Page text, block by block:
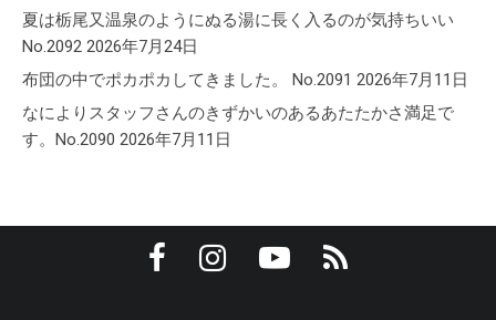
夏は栃尾又温泉のようにぬる湯に長く入るのが気持ちいい
No.2092 2026年7月24日
布団の中でポカポカしてきました。 No.2091 2026年7月11日
なによりスタッフさんのきずかいのあるあたたかさ満足で
す。No.2090 2026年7月11日